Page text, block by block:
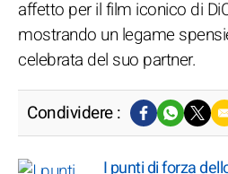
affetto per il film iconico di
mostrando un legame
celebrata del suo partner.
Condividere :
I punti di forza